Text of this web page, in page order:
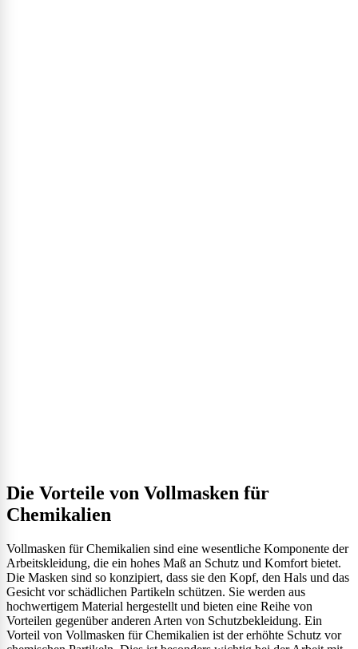
Die Vorteile von Vollmasken für
Chemikalien
Vollmasken für Chemikalien sind eine wesentliche Komponente der
Arbeitskleidung, die ein hohes Maß an Schutz und Komfort bietet.
Die Masken sind so konzipiert, dass sie den Kopf, den Hals und das
Gesicht vor schädlichen Partikeln schützen. Sie werden aus
hochwertigem Material hergestellt und bieten eine Reihe von
Vorteilen gegenüber anderen Arten von Schutzbekleidung. Ein
Vorteil von Vollmasken für Chemikalien ist der erhöhte Schutz vor